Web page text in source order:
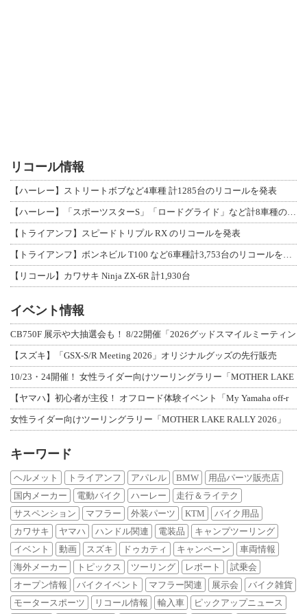
リコール情報
【ハーレー】ストリートボブなど4車種 計1285台のリコールを発表
【トライアンフ】スピードトリプル RX のリコールを発表
【リコール】カワサキ Ninja ZX-6R 計1,930台
イベント情報
CB750F 展示や大抽選会も！ 8/22開催「2026グッドスマイルミーティン
【スズキ】「GSX-S/R Meeting 2026」オリジナルグッズの先行販売
10/23・24開催！ 女性ライダー向けツーリングラリー「MOTHER LAKE
【ヤマハ】初心者が主役！ オフロード体験イベント「My Yamaha off-r
女性ライダー向けツーリングラリー「MOTHER LAKE RALLY 2026」
キーワード
ヘルメット トライアンフ アパレル BMW
用品パーツ販売店
国内メーカー
電動バイク ハーレー
走行＆ライテク
サスペンション
マフラー 外装パーツ KTM
バイク用品
カワサキ
ヤマハ ハンドル関連 電装品
キャンプツーリング
イベント
動画 スズキ ドゥカティ キャンペーン
車両情報
海外メーカー
トピックス ツーリング レポート
試乗会
オープン情報
バイクイベント マフラー関連 展示会
バイク雑貨
モータースポーツ
リコール情報 輸入車 ピックアップニュース